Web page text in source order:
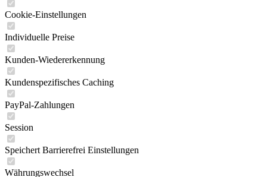
Cookie-Einstellungen
Individuelle Preise
Kunden-Wiedererkennung
Kundenspezifisches Caching
PayPal-Zahlungen
Session
Speichert Barrierefrei Einstellungen
Währungswechsel